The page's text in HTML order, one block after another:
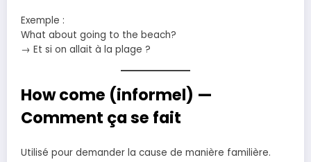
Exemple :
What about going to the beach?
→ Et si on allait à la plage ?
How come (informel) —
Comment ça se fait
Utilisé pour demander la cause de manière familière.